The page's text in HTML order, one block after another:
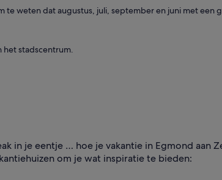
weten dat augustus, juli, september en juni met een
het stadscentrum.
in je eentje … hoe je vakantie in Egmond aan
om je wat inspiratie te bieden: